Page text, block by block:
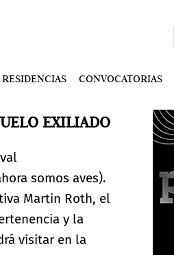
RESIDENCIAS CONVOCATORIAS
EXILIADO
somos aves).
Martin Roth, el
y la
visitar en la